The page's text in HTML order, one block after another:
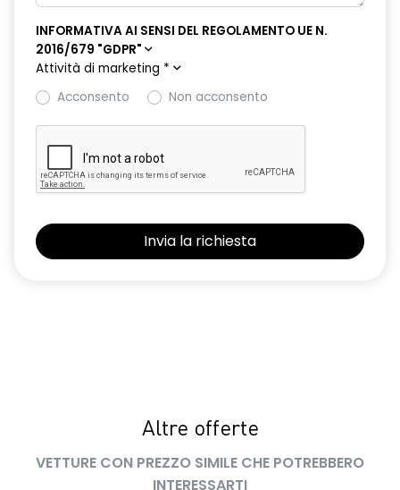
Luci diurne a LED con firma luminosa
Lunotto termico
Panchetta ribaltabile frazionabile 1/3-2/3
Retrovisori esterni non in tinta carrozzeria
Sedile conducente regolabile in altezza
Sensore angolo morto
Sistema di rilevamento stato di vigilanza del conducente
Volante regolabile in altezza e profondità
INFORMATIVA AI SENSI DEL REGOLAMENTO UE N.
2016/679 "GDPR"
Attività di marketing *
Acconsento
Non acconsento
Altre offerte
VETTURE CON PREZZO SIMILE CHE POTREBBERO
INTERESSARTI